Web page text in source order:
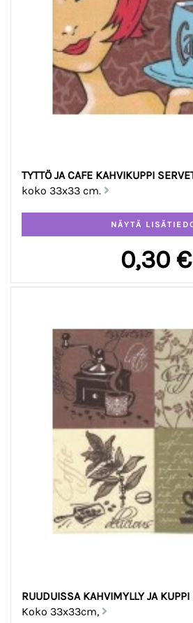
TYTTÖ JA CAFE KAHVIKUPPI
koko 33x33 cm.
0,30 €
Koko 33x33cm,